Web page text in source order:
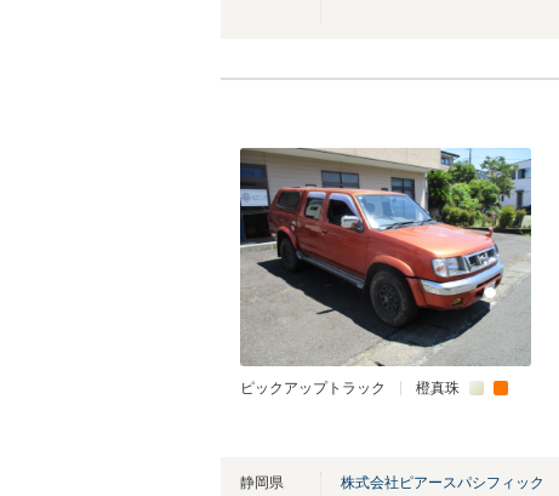
ピックアップトラック 橙真珠
静岡県
株式会社ピアースパシフィック